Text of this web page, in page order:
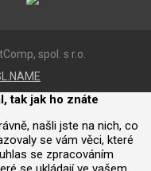
spol. s r.o.
tak jak ho znáte
našli jste na nich, co
se vám věci, které
se zpracováním